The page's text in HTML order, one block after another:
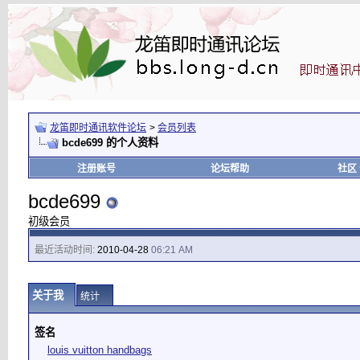
龙笛即时通讯软件论坛 > 会员列表
bcde699 的个人资料
注册账号 论坛帮助 社区
bcde699
初级会员
最近活动时间: 2010-04-28 06:21 AM
关于我 统计
签名
louis vuitton handbags